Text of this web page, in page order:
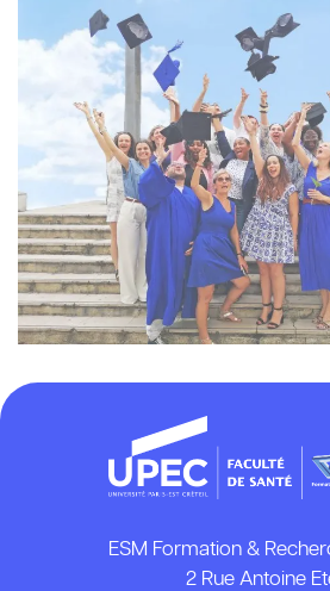
ESM Formation &
2 Rue Antoine